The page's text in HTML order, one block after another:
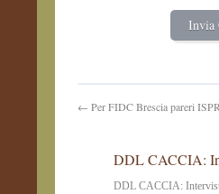
← Per FIDC Brescia pareri
DDL CACCIA:
DDL CACCIA: